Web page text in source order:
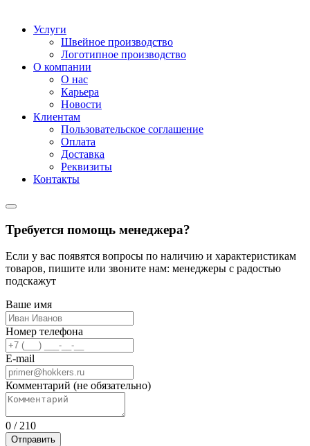
Услуги
Швейное производство
Логотипное производство
О компании
О нас
Карьера
Новости
Клиентам
Пользовательское соглашение
Оплата
Доставка
Реквизиты
Контакты
Требуется помощь менеджера?
Если у вас появятся вопросы по наличию и характеристикам
товаров, пишите или звоните нам: менеджеры с радостью
подскажут
Ваше имя
Номер телефона
E-mail
Комментарий (не обязательно)
0 /210
Отправить